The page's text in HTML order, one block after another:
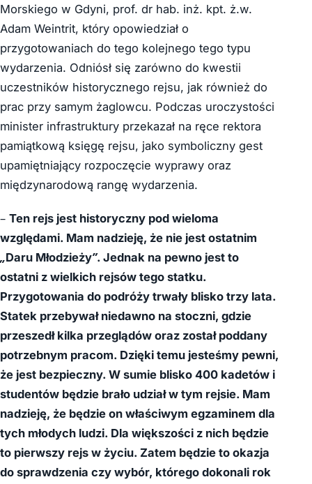
Morskiego w Gdyni, prof. dr hab. inż. kpt. ż.w.
Adam Weintrit, który opowiedział o
przygotowaniach do tego kolejnego tego typu
wydarzenia. Odniósł się zarówno do kwestii
uczestników historycznego rejsu, jak również do
prac przy samym żaglowcu. Podczas uroczystości
minister infrastruktury przekazał na ręce rektora
pamiątkową księgę rejsu, jako symboliczny gest
upamiętniający rozpoczęcie wyprawy oraz
międzynarodową rangę wydarzenia.
– Ten rejs jest historyczny pod wieloma
względami. Mam nadzieję, że nie jest ostatnim
„Daru Młodzieży”. Jednak na pewno jest to
ostatni z wielkich rejsów tego statku.
Przygotowania do podróży trwały blisko trzy lata.
Statek przebywał niedawno na stoczni, gdzie
przeszedł kilka przeglądów oraz został poddany
potrzebnym pracom. Dzięki temu jesteśmy pewni,
że jest bezpieczny. W sumie blisko 400 kadetów i
studentów będzie brało udział w tym rejsie. Mam
nadzieję, że będzie on właściwym egzaminem dla
tych młodych ludzi. Dla większości z nich będzie
to pierwszy rejs w życiu. Zatem będzie to okazja
do sprawdzenia czy wybór, którego dokonali rok